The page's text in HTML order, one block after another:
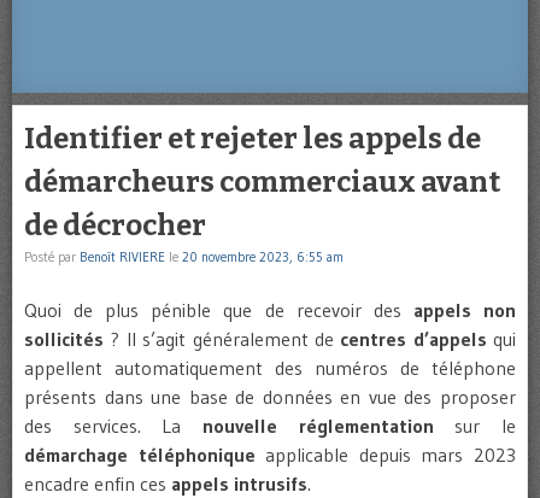
Identifier et rejeter les appels de
démarcheurs commerciaux avant
de décrocher
Posté par Benoît RIVIERE le 20 novembre 2023, 6:55 am
Quoi de plus pénible que de recevoir des appels non
sollicités ? Il s’agit généralement de centres d’appels qui
appellent automatiquement des numéros de téléphone
présents dans une base de données en vue des proposer
des services. La nouvelle réglementation sur le
démarchage téléphonique applicable depuis mars 2023
encadre enfin ces appels intrusifs.